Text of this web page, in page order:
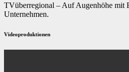
TVüberregional – Auf Augenhöhe mit
Unternehmen.
Videoproduktionen